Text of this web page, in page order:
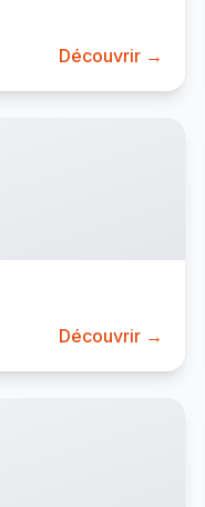
Découvrir →
Découvrir →